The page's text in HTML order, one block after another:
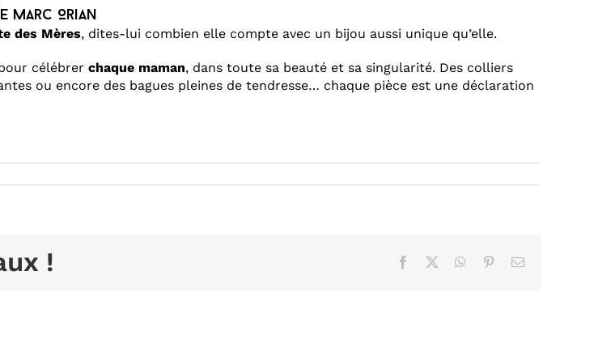
Marc Orian
des Mères, dites-lui combien elle compte avec un bijou aussi unique qu’elle.
célébrer chaque maman, dans toute sa beauté et sa singularité. Des colliers
ou encore des bagues pleines de tendresse… chaque pièce est une déclaration
! Facebook WhatsApp
PinterestEmail